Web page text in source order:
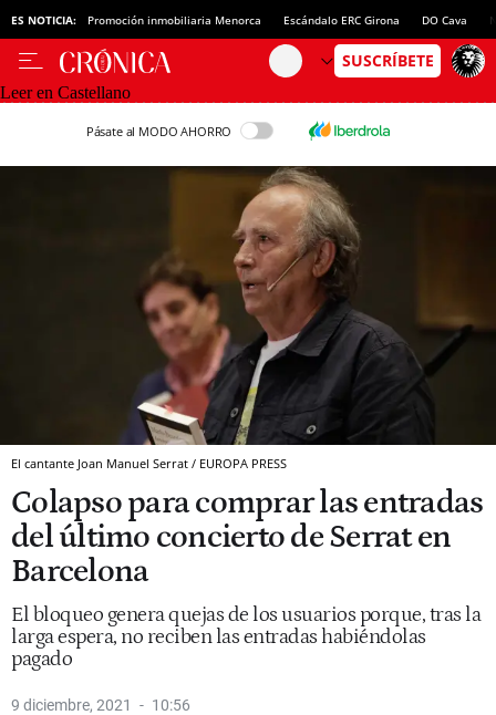
ES NOTICIA: Promoción inmobiliaria Menorca Escándalo ERC Girona DO Cava
Leer en Castellano
Pásate al MODO AHORRO
El cantante Joan Manuel Serrat / EUROPA PRESS
Colapso para comprar las entradas
del último concierto de Serrat en
Barcelona
El bloqueo genera quejas de los usuarios porque, tras la
larga espera, no reciben las entradas habiéndolas
pagado
9 diciembre, 2021 10:56